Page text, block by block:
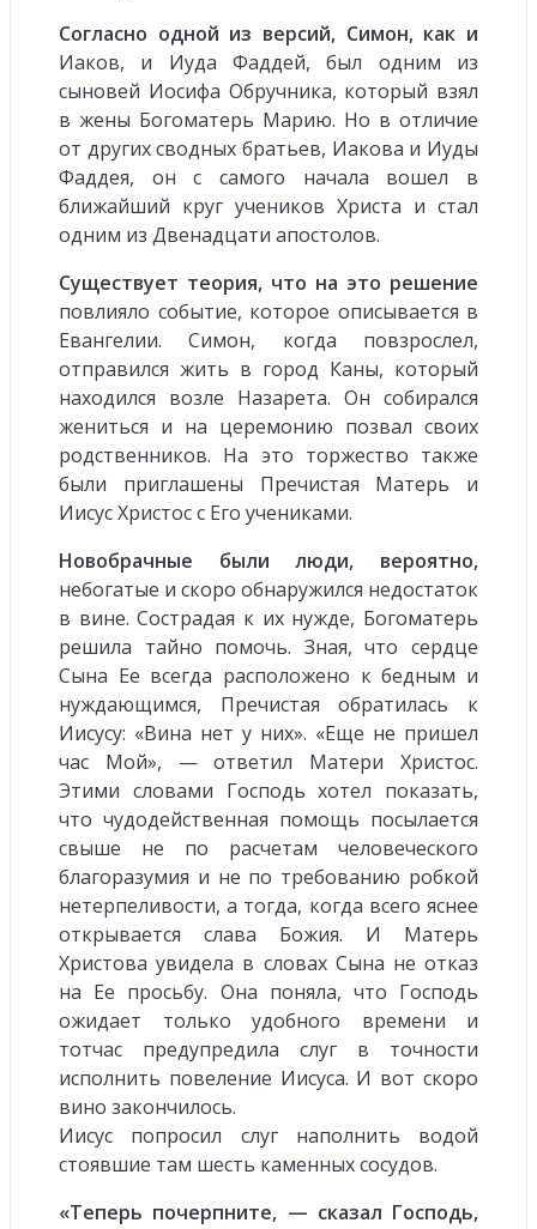
Согласно одной из версий, Симон, как и
Иаков, и Иуда Фаддей, был одним из
сыновей Иосифа Обручника, который взял
в жены Богоматерь Марию. Но в отличие
от других сводных братьев, Иакова и Иуды
Фаддея, он с самого начала вошел в
ближайший круг учеников Христа и стал
одним из Двенадцати апостолов.
Существует теория, что на это решение
повлияло событие, которое описывается в
Евангелии. Симон, когда повзрослел,
отправился жить в город Каны, который
находился возле Назарета. Он собирался
жениться и на церемонию позвал своих
родственников. На это торжество также
были приглашены Пречистая Матерь и
Иисус Христос с Его учениками.
Новобрачные были люди, вероятно,
небогатые и скоро обнаружился недостаток
в вине. Сострадая к их нужде, Богоматерь
решила тайно помочь. Зная, что сердце
Сына Ее всегда расположено к бедным и
нуждающимся, Пречистая обратилась к
Иисусу: «Вина нет у них». «Еще не пришел
час Мой», — ответил Матери Христос.
Этими словами Господь хотел показать,
что чудодейственная помощь посылается
свыше не по расчетам человеческого
благоразумия и не по требованию робкой
нетерпеливости, а тогда, когда всего яснее
открывается слава Божия. И Матерь
Христова увидела в словах Сына не отказ
на Ее просьбу. Она поняла, что Господь
ожидает только удобного времени и
тотчас предупредила слуг в точности
исполнить повеление Иисуса. И вот скоро
вино закончилось.
Иисус попросил слуг наполнить водой
стоявшие там шесть каменных сосудов.
«Теперь почерпните, — сказал Господь,